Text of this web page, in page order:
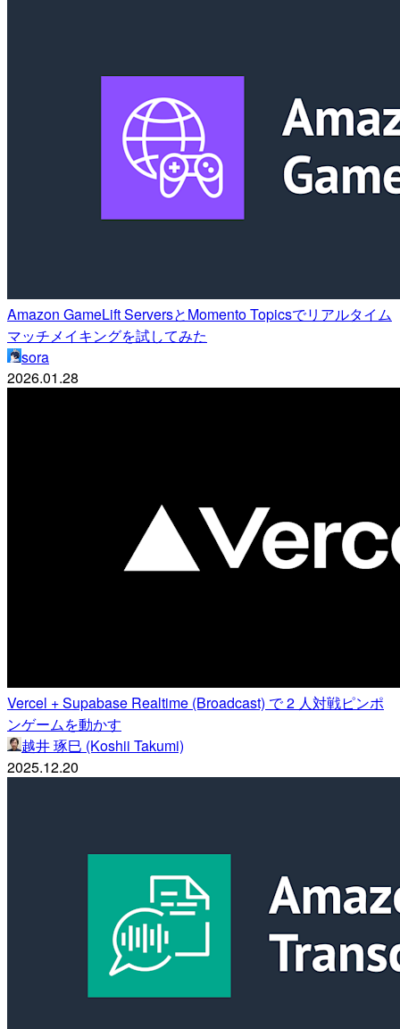
Amazon GameLift ServersとMomento Topicsでリアルタイム
マッチメイキングを試してみた
sora
2026.01.28
Vercel + Supabase Realtime (Broadcast) で 2 人対戦ピンポ
ンゲームを動かす
越井 琢巳 (Koshii Takumi)
2025.12.20